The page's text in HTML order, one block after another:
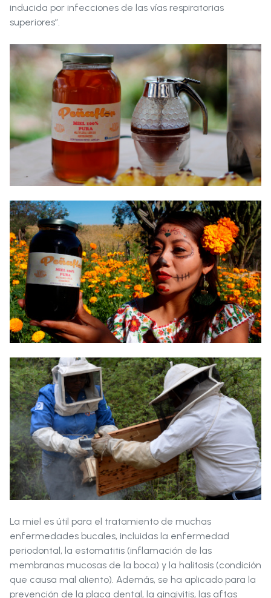
inducida por infecciones de las vías respiratorias
superiores”.
La miel es útil para el tratamiento de muchas
enfermedades bucales, incluidas la enfermedad
periodontal, la estomatitis (inflamación de las
membranas mucosas de la boca) y la halitosis (condición
que causa mal aliento). Además, se ha aplicado para la
prevención de la placa dental, la gingivitis, las aftas